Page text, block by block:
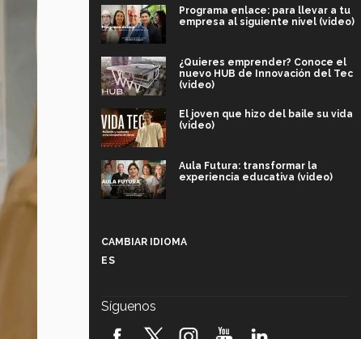
Programa enlace: para llevar a tu
empresa al siguiente nivel (video)
¿Quieres emprender? Conoce el
nuevo HUB de Innovación del Tec
(video)
El joven que hizo del baile su vida
(video)
Aula Futura: transformar la
experiencia educativa (video)
robótica FIRST 2026! (video)
CAMBIAR IDIOMA
ES
Síguenos